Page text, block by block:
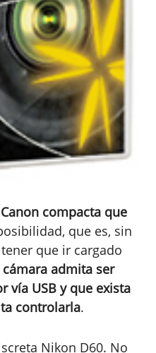
compacta que
que es, sin
que ir cargado
admita ser
vía USB y que exista
controlarla.
Nikon D60. No